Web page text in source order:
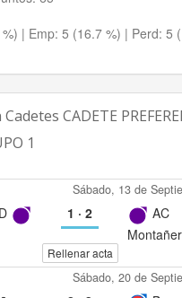
| Emp: 5 (16.7 %) | Perd: 5
Cadetes CADETE
1
Sábado, 13 de
1 · 2
AC
Rellenar acta
Sábado, 20 de